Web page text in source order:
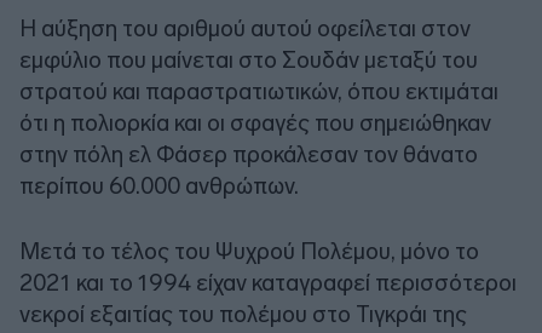
Η αύξηση του αριθμού αυτού οφείλεται στον
εμφύλιο που μαίνεται στο Σουδάν μεταξύ του
στρατού και παραστρατιωτικών, όπου εκτιμάται
ότι η πολιορκία και οι σφαγές που σημειώθηκαν
στην πόλη ελ Φάσερ προκάλεσαν τον θάνατο
περίπου 60.000 ανθρώπων.
Μετά το τέλος του Ψυχρού Πολέμου, μόνο το
2021 και το 1994 είχαν καταγραφεί περισσότεροι
νεκροί εξαιτίας του πολέμου στο Τιγκράι της